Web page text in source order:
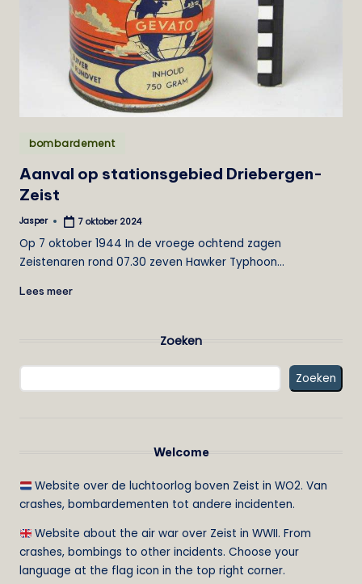
Geplaatst
bombardement
Aanval op stationsgebied Driebergen-
Zeist
Geplaatst
Jasper 7 oktober 2024
Op 7 oktober 1944 In de vroege ochtend zagen
Zeistenaren rond 07.30 zeven Hawker Typhoon…
Lees meer
Zoeken
Zoeken
Welcome
Website over de luchtoorlog boven Zeist in WO2. Van
crashes, bombardementen tot andere incidenten.
Website about the air war over Zeist in WWII. From
crashes, bombings to other incidents. Choose your
language at the flag icon in the top right corner.